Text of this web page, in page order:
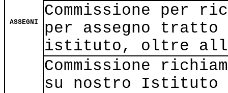
ASSEGNI
Commissione per
per assegno
istituto, oltre alle
Commissione
su nostro Istituto